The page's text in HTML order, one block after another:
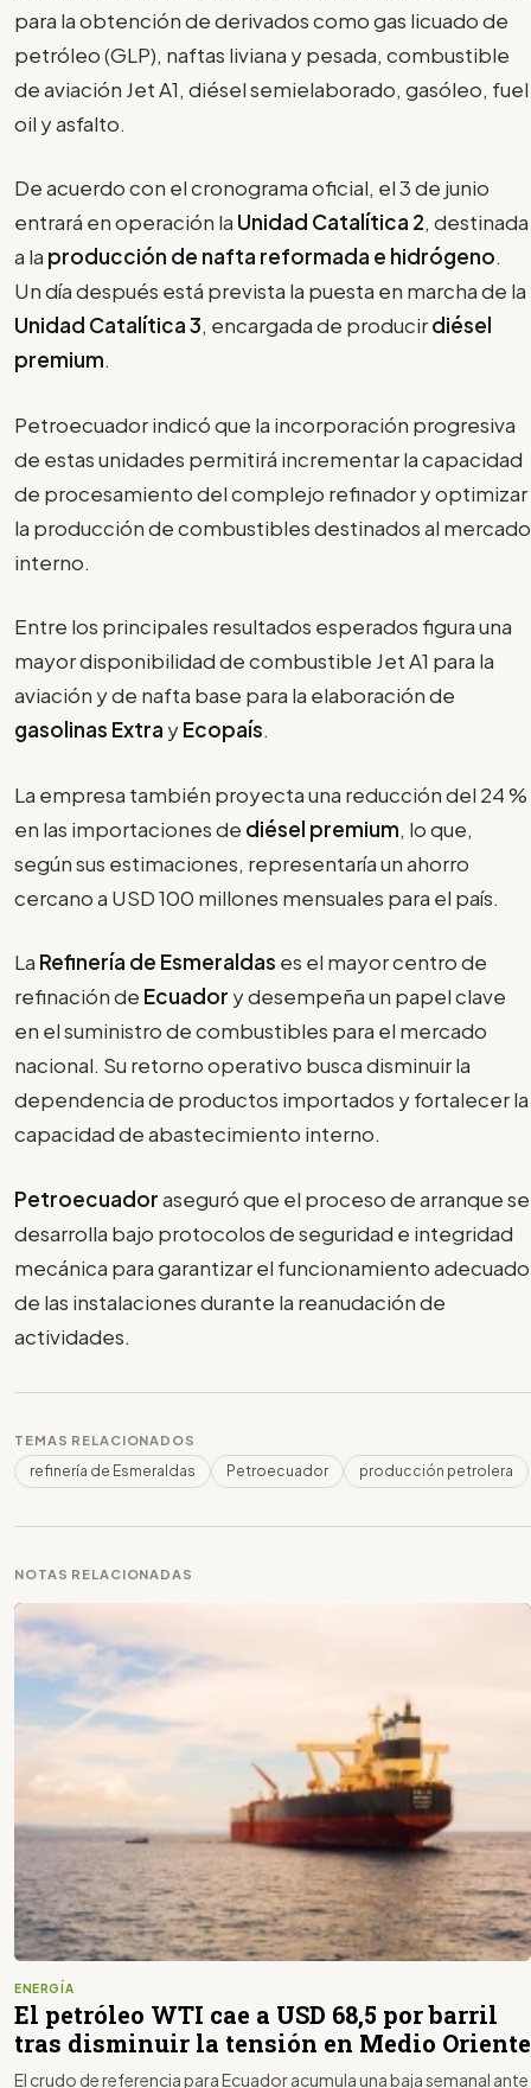
para la obtención de derivados como gas licuado de
petróleo (GLP), naftas liviana y pesada, combustible
de aviación Jet A1, diésel semielaborado, gasóleo, fuel
oil y asfalto.
De acuerdo con el cronograma oficial, el 3 de junio
entrará en operación la Unidad Catalítica 2, destinada
a la producción de nafta reformada e hidrógeno.
Un día después está prevista la puesta en marcha de la
Unidad Catalítica 3, encargada de producirdiésel
premium.
Petroecuador indicó que la incorporación progresiva
de estas unidades permitirá incrementar la capacidad
de procesamiento del complejo refinador y optimizar
la producción de combustibles destinados al mercado
interno.
Entre los principales resultados esperados figura una
mayor disponibilidad de combustible Jet A1 para la
aviación y de nafta base para la elaboración de
gasolinas Extra yEcopaís.
La empresa también proyecta una reducción del 24 %
en las importaciones de diésel premium, lo que,
según sus estimaciones, representaría un ahorro
cercano a USD 100 millones mensuales para el país.
La Refinería de Esmeraldas es el mayor centro de
refinación de Ecuador y desempeña un papel clave
en el suministro de combustibles para el mercado
nacional. Su retorno operativo busca disminuir la
dependencia de productos importados y fortalecer la
capacidad de abastecimiento interno.
Petroecuadoraseguró que el proceso de arranque se
desarrolla bajo protocolos de seguridad e integridad
mecánica para garantizar el funcionamiento adecuado
de las instalaciones durante la reanudación de
actividades.
TEMAS RELACIONADOS
refinería de Esmeraldas Petroecuador producción petrolera
NOTAS RELACIONADAS
ENERGÍA
El petróleo WTI cae a USD 68,5 por barril
tras disminuir la tensión en Medio Oriente
El crudo de referencia para Ecuador acumula una baja semanal ante